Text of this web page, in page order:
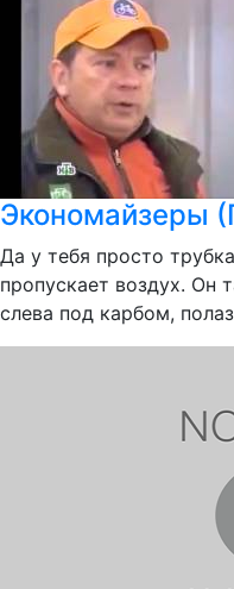
Экономайзеры
Да у тебя просто
пропускает воздух. Он
слева под карбом,